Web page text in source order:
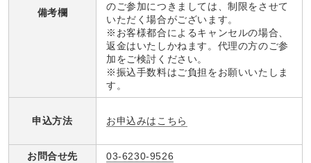
備考欄
のご参加につきましては、制限をさせて
いただく場合がございます。
※お客様都合によるキャンセルの場合、
返金はいたしかねます。代理の方のご参
加をご検討ください。
※振込手数料はご負担をお願いいたしま
す。
申込方法 お申込みはこちら
お問合せ先 03-6230-9526